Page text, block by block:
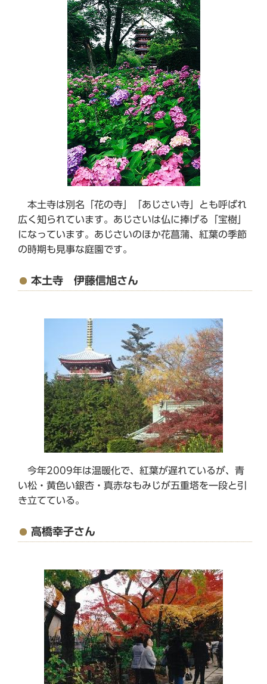
本土寺は別名「花の寺」「あじさい寺」とも呼ばれ
広く知られています。あじさいは仏に捧げる「宝樹」
になっています。あじさいのほか花菖蒲、紅葉の季節
の時期も見事な庭園です。
本土寺 伊藤信旭さん
今年2009年は温暖化で、紅葉が遅れているが、青
い松・黄色い銀杏・真赤なもみじが五重塔を一段と引
き立てている。
高橋幸子さん